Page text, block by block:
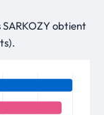
obtient